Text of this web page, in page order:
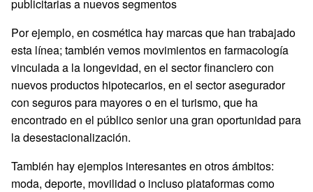
publicitarias a nuevos segmentos
Por ejemplo, en cosmética hay marcas que han trabajado
esta línea; también vemos movimientos en farmacología
vinculada a la longevidad, en el sector financiero con
nuevos productos hipotecarios, en el sector asegurador
con seguros para mayores o en el turismo, que ha
encontrado en el público senior una gran oportunidad para
la desestacionalización.
También hay ejemplos interesantes en otros ámbitos:
moda, deporte, movilidad o incluso plataformas como